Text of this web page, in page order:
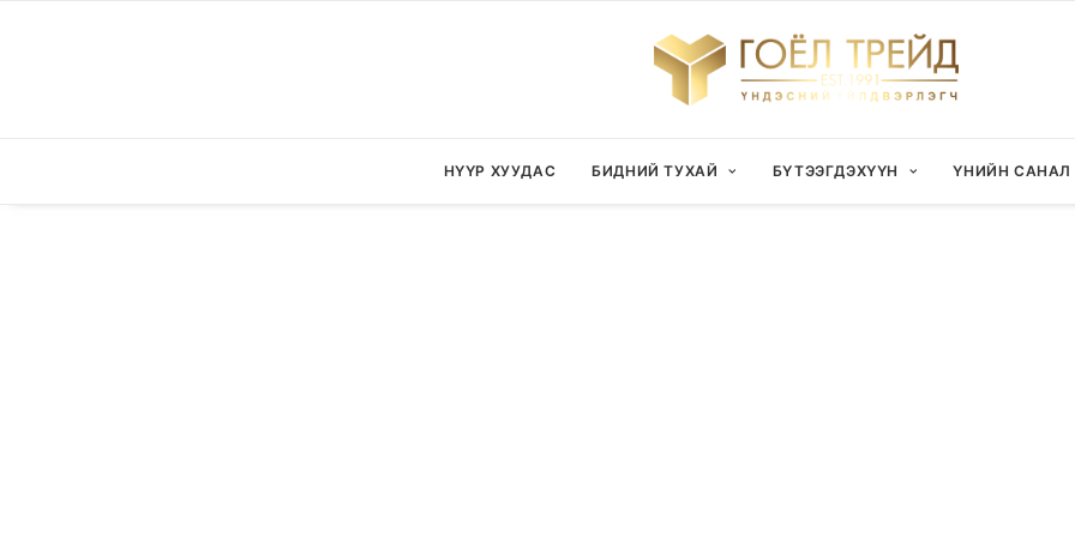
НҮҮР ХУУДАС БИДНИЙ ТУХАЙ БҮТЭЭГДЭХҮҮН ҮНИЙН САНАЛ